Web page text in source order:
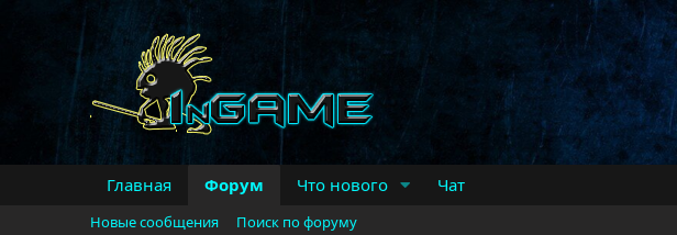
Главная Форум Что нового Чат
Новые сообщения
Поиск по форуму